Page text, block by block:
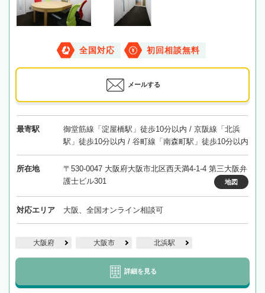
全国対応 初回相談無料
メールする
最寄駅
御堂筋線「淀屋橋駅」徒歩10分以内 / 京阪線「北浜
駅」徒歩10分以内 / 谷町線「南森町駅」徒歩10分以内
所在地
〒530-0047 大阪府大阪市北区西天満4-1-4 第三大阪弁
護士ビル301
地図
対応エリア 大阪、全国オンライン相談可
大阪府 大阪市 北浜駅
詳細を見る